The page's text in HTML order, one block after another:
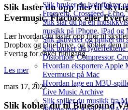
Slik bruker du lydeffekter
Freeverb, Crossfeed,
Slik slår du på en
musikk på iPhone, iPad og
Slik aktiverer og bruker du
Slik bruker du
Distortion, Compressor,
Hvordan eksportere Apple
Evermusic på Mac
Hvordan lage en M3U-
Live Music Archive
Slik spiller du musikk fra
Slik laster du opp filer til
Evermusic, Flacbox eller
Lær hvordan du laster opp filer til
Dropbox og OneDrive, og kobler dem
Evertag for enkel filtilgang.
Les mer
mars 17, 2022
Slik kobler du til Bluesound